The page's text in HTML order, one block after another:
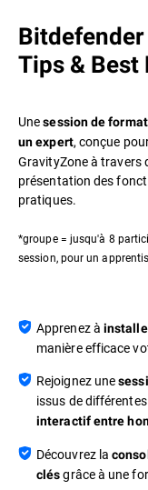
Tips & Best
Unesession de
un expert, conçue
GravityZone à travers
présentation des
pratiques.
*groupe = jusqu'à 8
session, pour un
Apprenez à
manière efficace
Rejoignez une
issus de
interactif entre
Découvrez la
clésgrâce à une